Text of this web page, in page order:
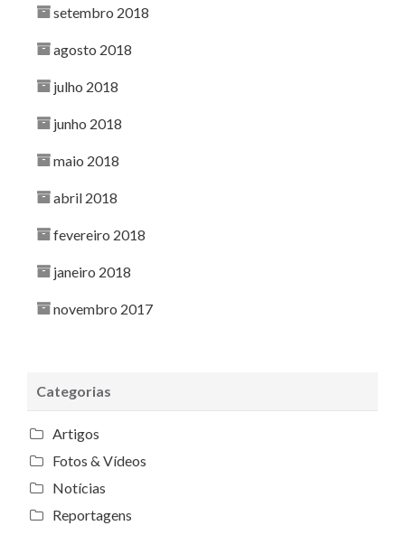
setembro 2018
agosto 2018
julho 2018
junho 2018
maio 2018
abril 2018
fevereiro 2018
janeiro 2018
novembro 2017
Categorias
Artigos
Fotos & Vídeos
Notícias
Reportagens